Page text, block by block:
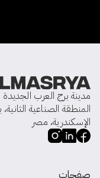
مدينة برج العرب الجديدة
المنطقة الصناعية الثانية، بلوك 30،
الإسكندرية، مصر
صفحات